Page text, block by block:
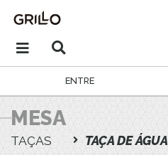
ENTRE
MESA
TAÇAS TAÇA DE ÁGUA